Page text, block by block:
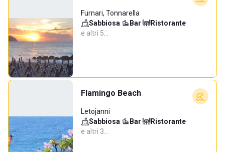
Furnari, Tonnarella
Sabbiosa· Bar· Ristorante·
e altri 5…
Flamingo Beach
Letojanni
Sabbiosa· Bar· Ristorante·
e altri 3…